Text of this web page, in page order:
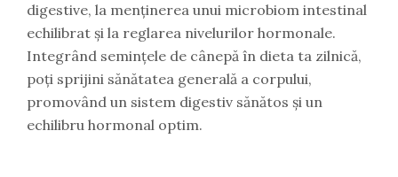
digestive, la menținerea unui microbiom intestinal
echilibrat și la reglarea nivelurilor hormonale.
Integrând semințele de cânepă în dieta ta zilnică,
poți sprijini sănătatea generală a corpului,
promovând un sistem digestiv sănătos și un
echilibru hormonal optim.